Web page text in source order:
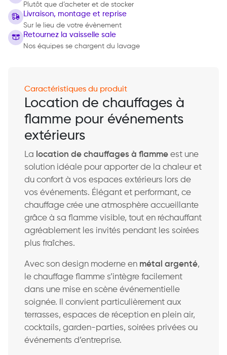
Plutôt que d’acheter et de stocker
Livraison, montage et reprise
Sur le lieu de votre évènement
Retournez la vaisselle sale
Nos équipes se chargent du lavage
Caractéristiques du produit
Location de chauffages à
flamme pour événements
extérieurs
La location de chauffages à flamme est une
solution idéale pour apporter de la chaleur et
du confort à vos espaces extérieurs lors de
vos événements. Élégant et performant, ce
chauffage crée une atmosphère accueillante
grâce à sa flamme visible, tout en réchauffant
agréablement les invités pendant les soirées
plus fraîches.
Avec son design moderne en métal argenté,
le chauffage flamme s’intègre facilement
dans une mise en scène événementielle
soignée. Il convient particulièrement aux
terrasses, espaces de réception en plein air,
cocktails, garden-parties, soirées privées ou
événements d’entreprise.